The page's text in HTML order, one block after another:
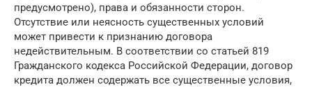
предусмотрено), права и обязанности сторон.
Отсутствие или неясность существенных условий
может привести к признанию договора
недействительным. В соответствии со статьей 819
Гражданского кодекса Российской Федерации, договор
кредита должен содержать все существенные условия,